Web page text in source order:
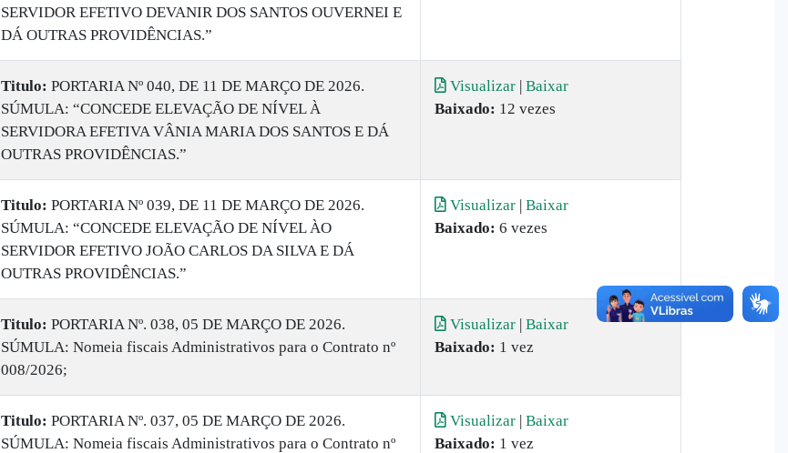
SERVIDOR EFETIVO DEVANIR DOS SANTOS OUVERNEI E
DÁ OUTRAS PROVIDÊNCIAS.”
Titulo: PORTARIA Nº 040, DE 11 DE MARÇO DE 2026.
SÚMULA: “CONCEDE ELEVAÇÃO DE NÍVEL À
SERVIDORA EFETIVA VÂNIA MARIA DOS SANTOS E DÁ
OUTRAS PROVIDÊNCIAS.”
Visualizar | Baixar
Baixado: 12 vezes
Titulo: PORTARIA Nº 039, DE 11 DE MARÇO DE 2026.
SÚMULA: “CONCEDE ELEVAÇÃO DE NÍVEL ÀO
SERVIDOR EFETIVO JOÃO CARLOS DA SILVA E DÁ
OUTRAS PROVIDÊNCIAS.”
Visualizar | Baixar
Baixado: 6 vezes
Titulo: PORTARIA Nº. 038, 05 DE MARÇO DE 2026.
SÚMULA: Nomeia fiscais Administrativos para o Contrato nº
008/2026;
Visualizar | Baixar
Baixado: 1 vez
Titulo: PORTARIA Nº. 037, 05 DE MARÇO DE 2026.
SÚMULA: Nomeia fiscais Administrativos para o Contrato nº
Visualizar | Baixar
Baixado: 1 vez